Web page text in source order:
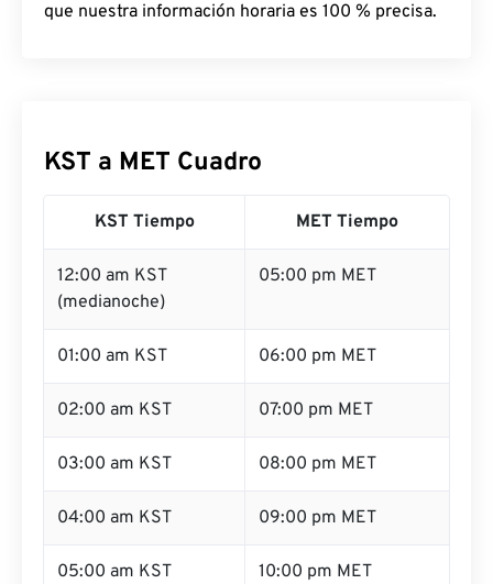
que nuestra información horaria es 100 % precisa.
KST a MET Cuadro
KST Tiempo MET Tiempo
12:00 am KST
(medianoche)
05:00 pm MET
01:00 am KST 06:00 pm MET
02:00 am KST 07:00 pm MET
03:00 am KST 08:00 pm MET
04:00 am KST 09:00 pm MET
05:00 am KST 10:00 pm MET